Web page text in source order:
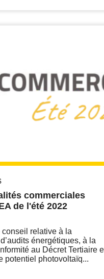
commerciales
de l'été 2022
conseil relative à la
énergétiques, à la
au Décret Tertiaire
potentiel photovoltaïq...